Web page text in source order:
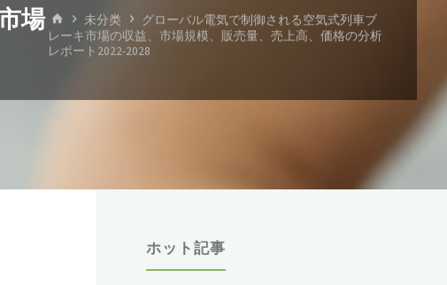
場
ホ
ー
ム
未分类
グローバル電気で制御される空気式列車ブ
レーキ市場の収益、市場規模、販売量、売上高、価格の分析
レポート2022-2028
ホット記事